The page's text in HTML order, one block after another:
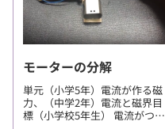
モーターの分解
単元（小学5年）電流が作る磁
力、（中学2年）電流と磁界目
標（小学校5年生） 電流がつく